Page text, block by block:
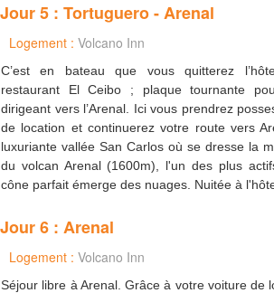
Jour 5 : Tortuguero - Arenal
Logement : Volcano Inn
C’est en bateau que vous quitterez
restaurant El Ceibo ; plaque tournante
dirigeant vers l’Arenal. Ici vous prendrez
de location et continuerez votre route vers
luxuriante vallée San Carlos où se dresse la
du volcan Arenal (1600m), l'un des plus
cône parfait émerge des nuages. Nuitée à
Jour 6 : Arenal
Logement : Volcano Inn
Séjour libre à Arenal. Grâce à votre voiture de